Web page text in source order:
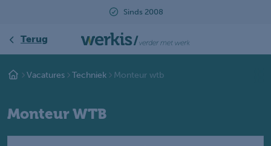
Beoordeeld met een 9.2
Terug
Vacatures Techniek Monteur wtb
Monteur WTB